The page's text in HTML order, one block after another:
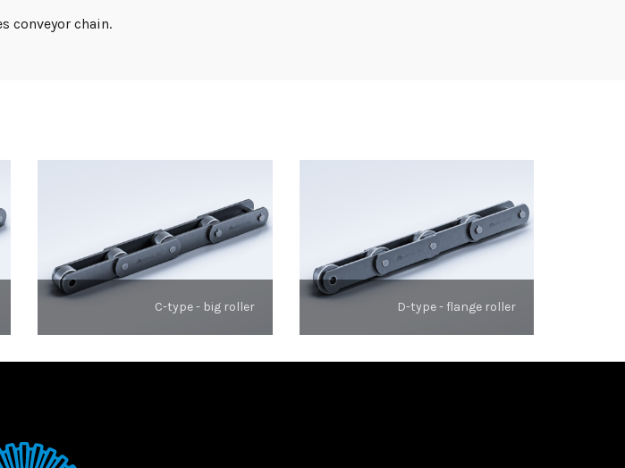
conveyor chain.
C-type - big roller D-type - flange roller